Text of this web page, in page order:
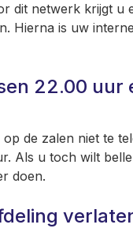
dit netwerk krijgt u
Hierna is uw
22.00 uur
de zalen niet te
Als u toch wilt
doen.